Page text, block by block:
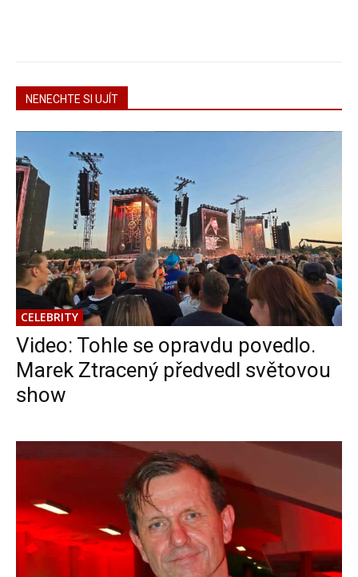
NENECHTE SI UJÍT
CELEBRITY
Video: Tohle se opravdu povedlo.
Marek Ztracený předvedl světovou
show